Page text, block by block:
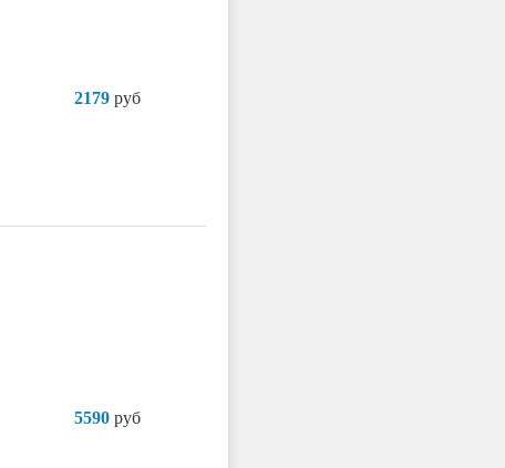
2179 руб
5590 руб